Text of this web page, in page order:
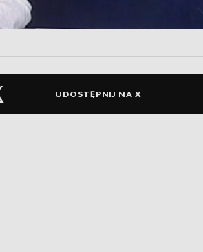
UDOSTĘPNIJ NA X